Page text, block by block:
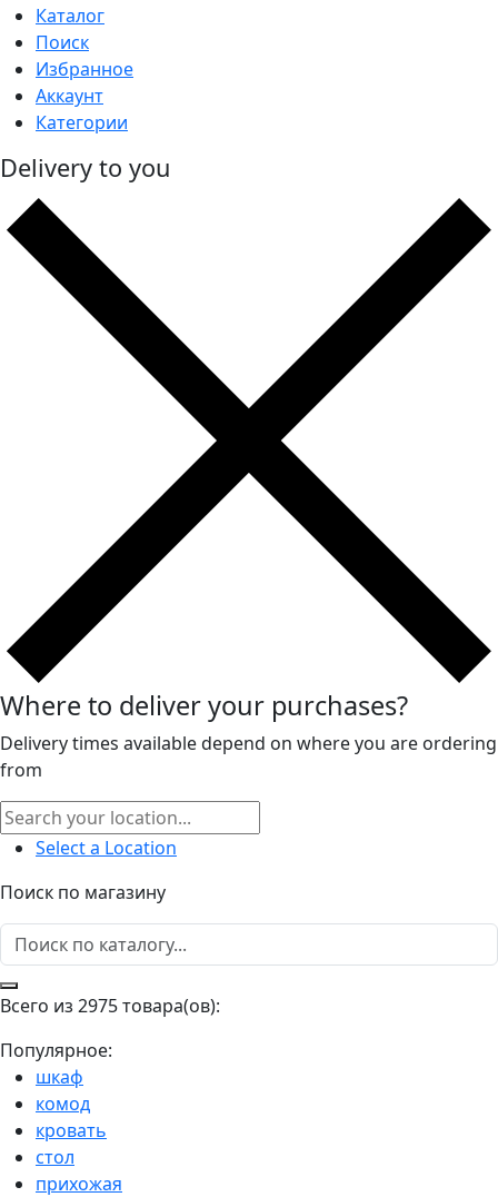
Каталог
Поиск
Избранное
Аккаунт
Категории
Delivery to you
Where to deliver your purchases?
Delivery times available depend on where you are ordering
from
Select a Location
Поиск по магазину
Всего из 2975 товара(ов):
Популярное:
шкаф
комод
кровать
стол
прихожая